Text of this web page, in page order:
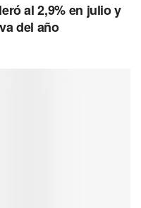
al 2,9% en julio y
del año